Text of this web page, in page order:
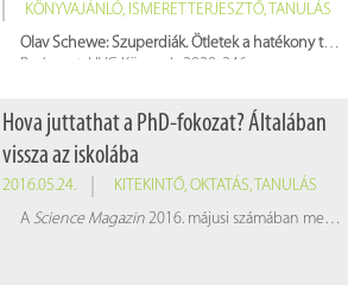
KÖNYVAJÁNLÓ, ISMERETTERJESZTŐ, TANULÁS
Olav Schewe: Szuperdiák. Ötletek a hatékony tanuláshoz és a sikeres vizsgázáshoz
Budapest, HVG Könyvek, 2020. 246 p.
Hova juttathat a PhD-fokozat? Általában
vissza az iskolába
2016.05.24. KITEKINTŐ, OKTATÁS, TANULÁS
A Science Magazin2016. májusi számában megjelent tanulmány megpróbálta kideríteni, hogy a PhD-hallgatók többsége miért próbál posztdoktori helyekre bejutni, hiszen igen csekély a főállású egyetemi státusz, amely tradicionálisan a végső célja lehet ennek a pályának.